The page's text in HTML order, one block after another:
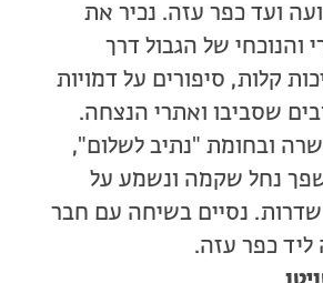
ועד כפר עזה. נכיר את
והנוכחי של הגבול דרך
קלות, סיפורים על דמויות
שסביבו ואתרי הנצחה.
ובחומת "נתיב לשלום",
נחל שקמה ונשמע על
נסיים בשיחה עם חבר
ליד כפר עזה.